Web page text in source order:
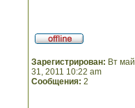
Зарегистрирован: Вт май
31, 2011 10:22 am
Сообщения: 2